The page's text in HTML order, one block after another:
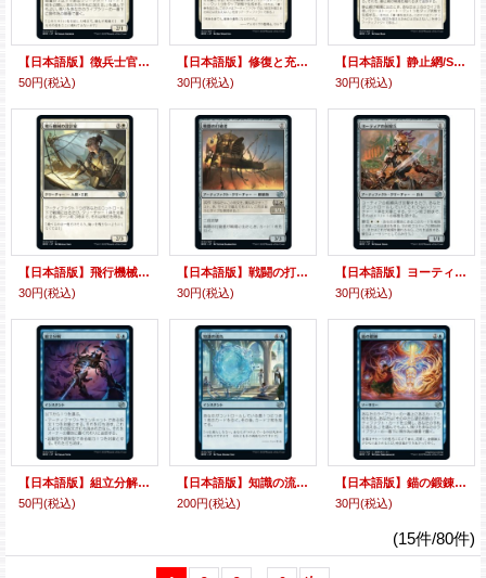
【日本語版】徴兵士官/Recruitment Officer
50円(税込)
【日本語版】修復と充電/Repair and Recharge
30円(税込)
【日本語版】静止網/Static Net
30円(税込)
【日本語版】飛行機械の設計家/Thopter Architect
30円(税込)
【日本語版】戦闘の打破者/Combat Thresher
30円(税込)
【日本語版】ヨーティアの前線兵/Yotian Frontliner
30円(税込)
【日本語版】組立分解/Defabricate
50円(税込)
【日本語版】知識の流れ/Flow of Knowledge
200円(税込)
【日本語版】錨の鍛錬/Forging the Anchor
30円(税込)
(15件/80件)